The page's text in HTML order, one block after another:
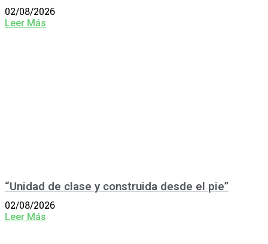
02/08/2026
Leer Más
“Unidad de clase y construida desde el pie”
02/08/2026
Leer Más